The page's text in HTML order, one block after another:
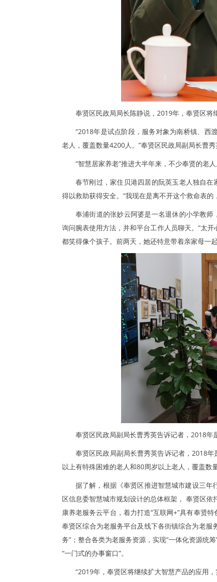
奉贤区民政局局长陈静说，2019年，奉贤区
“2018年是试点阶段，服务对象为南桥镇、西
老人，覆盖数量4200人。”奉贤区民政局副局长曹
“智慧居家养老”推进大半年来，不少奉贤的老
春节刚过，家住贝港四居的阮英玉老人独自
得以救助获得安全。“我现在是离不开这个救命表
奉浦街道的张妙云阿婆是一名退休的小学教
询问腕表使用方法，并和平台工作人员聊天。“太
都笑得像个孩子。前两天，她还特意带着亲家母一
奉贤区民政局副局长曹秀英告诉记者，2018
奉贤区民政局副局长曹秀英告诉记者，2018
以上有特殊困难的老人和80周岁以上老人，覆盖数
据了解，根据《奉贤区推进智慧城市建设三
区信息委智慧城市规划设计的总体框架， 奉贤区
康养老服务云平台，着力打造“互联网+”具有奉贤
奉贤区综合为老服务平台及线下各街镇综合为老
务”；整合各类为老服务资源，实现“一体化资源统
“一门式的办事窗口”。
“2019年，奉贤区将继续扩大智慧产品的应用